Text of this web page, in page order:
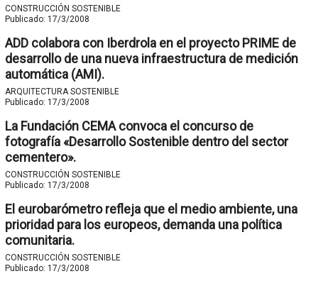
CONSTRUCCIÓN SOSTENIBLE
Publicado: 17/3/2008
ADD colabora con Iberdrola en el proyecto PRIME de
desarrollo de una nueva infraestructura de medición
automática (AMI).
ARQUITECTURA SOSTENIBLE
Publicado: 17/3/2008
La Fundación CEMA convoca el concurso de
fotografía «Desarrollo Sostenible dentro del sector
cementero».
CONSTRUCCIÓN SOSTENIBLE
Publicado: 17/3/2008
El eurobarómetro refleja que el medio ambiente, una
prioridad para los europeos, demanda una política
comunitaria.
CONSTRUCCIÓN SOSTENIBLE
Publicado: 17/3/2008